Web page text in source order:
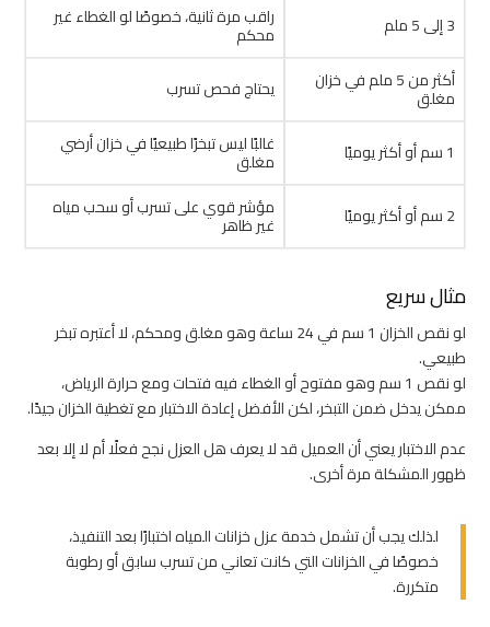
3 إلى 5 ملم
راقب مرة ثانية، خصوصًا لو الغطاء غير
محكم
أكثر من 5 ملم في خزان
مغلق يحتاج فحص تسرب
1 سم أو أكثر يوميًا غالبًا ليس تبخرًا طبيعيًا في خزان أرضي
مغلق
2 سم أو أكثر يوميًا
مؤشر قوي على تسرب أو سحب مياه
غير ظاهر
مثال سريع
لو نقص الخزان 1 سم في 24 ساعة وهو مغلق ومحكم، لا أعتبره تبخر
طبيعي.
لو نقص 1 سم وهو مفتوح أو الغطاء فيه فتحات ومع حرارة الرياض،
ممكن يدخل ضمن التبخر، لكن الأفضل إعادة الاختبار مع تغطية الخزان جيدًا.
عدم الاختبار يعني أن العميل قد لا يعرف هل العزل نجح فعلًا أم لا إلا بعد
ظهور المشكلة مرة أخرى.
لذلك يجب أن تشمل خدمة عزل خزانات المياه اختبارًا بعد التنفيذ،
خصوصًا في الخزانات التي كانت تعاني من تسرب سابق أو رطوبة
متكررة.